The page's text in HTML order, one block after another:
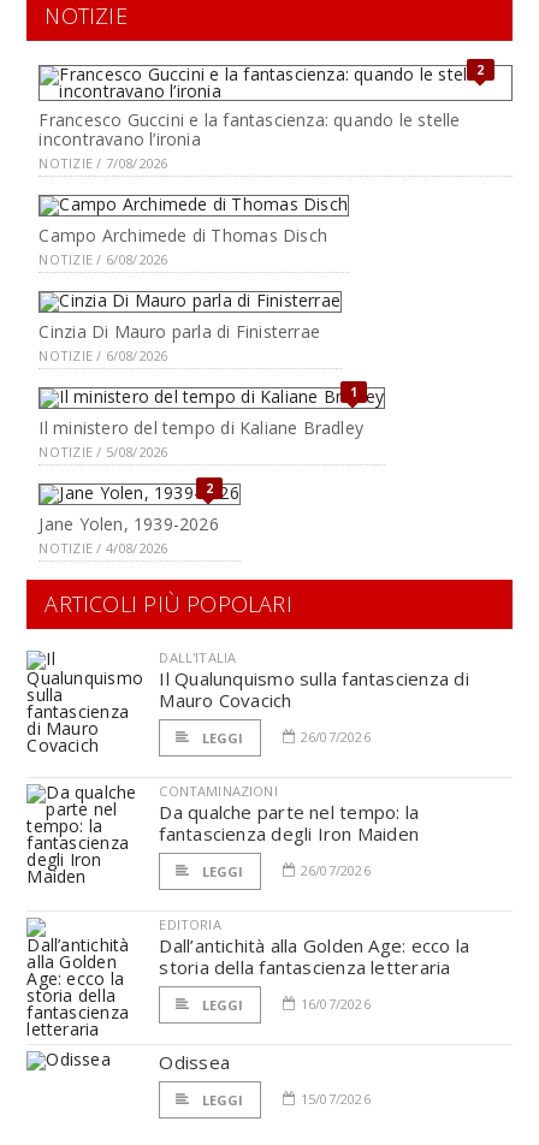
NOTIZIE
2
Francesco Guccini e la fantascienza: quando le stelle
incontravano l’ironia
NOTIZIE / 7/08/2026
Campo Archimede di Thomas Disch
NOTIZIE / 6/08/2026
Cinzia Di Mauro parla di Finisterrae
NOTIZIE / 6/08/2026
1
Il ministero del tempo di Kaliane Bradley
NOTIZIE / 5/08/2026
2
Jane Yolen, 1939-2026
NOTIZIE / 4/08/2026
ARTICOLI PIÙ POPOLARI
DALL'ITALIA
Il Qualunquismo sulla fantascienza di
Mauro Covacich
LEGGI 26/07/2026
CONTAMINAZIONI
Da qualche parte nel tempo: la
fantascienza degli Iron Maiden
LEGGI 26/07/2026
EDITORIA
Dall’antichità alla Golden Age: ecco la
storia della fantascienza letteraria
LEGGI 16/07/2026
Odissea
LEGGI 15/07/2026